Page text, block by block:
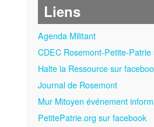
Liens
Agenda Militant
CDEC Rosemont-Petite-Patrie
Halte la Ressource sur
Journal de Rosemont
Mur Mitoyen événement
PetitePatrie.org sur facebook